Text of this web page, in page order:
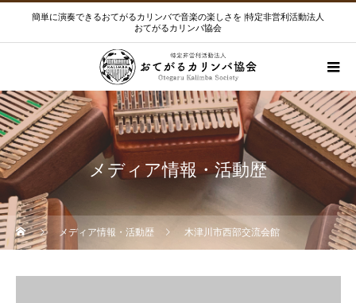
簡単に演奏できるおてがるカリンバで音楽の楽しさを |特定非営利活動法人
おてがるカリンバ協会
メディア情報・活動歴
メディア情報・活動歴 木津川市西部交流会館